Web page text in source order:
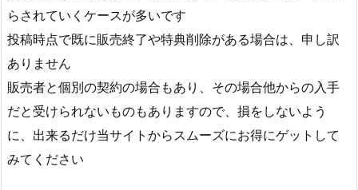
らされていくケースが多いです
投稿時点で既に販売終了や特典削除がある場合は、申し訳
ありません
販売者と個別の契約の場合もあり、その場合他からの入手
だと受けられないものもありますので、損をしないよう
に、出来るだけ当サイトからスムーズにお得にゲットして
みてください